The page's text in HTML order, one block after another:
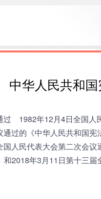
中华人民共和
1982年12月4日全国人
的《中华人民共和国宪
人民代表大会第二次会
2018年3月11日第十三